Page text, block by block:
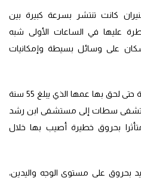
كانت تنتشر بسرعة كبيرة بين
عليها في الساعات الأولى شبه
على وسائل بسيطة وإمكانيات
ولم تمض ساعات على وفاة الشابة حتى لحق بها عمها الذي يبلغ 55 سنة
سطات إلى مستشفى ابن رشد
متأثرا بحروق خطيرة أصيب بها خلال
بحروق على مستوى الوجه واليدين،